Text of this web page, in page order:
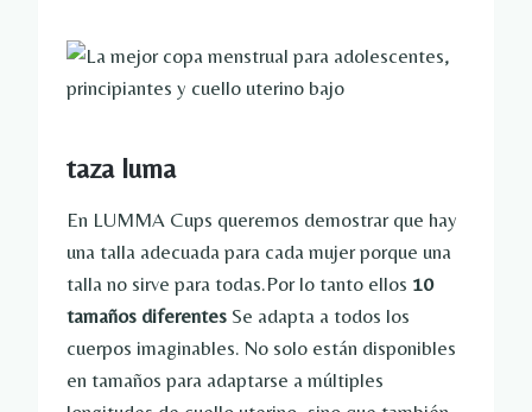
taza luma
En LUMMA Cups queremos demostrar que hay
una talla adecuada para cada mujer porque una
talla no sirve para todas.Por lo tanto ellos 10
tamaños diferentes Se adapta a todos los
cuerpos imaginables. No solo están disponibles
en tamaños para adaptarse a múltiples